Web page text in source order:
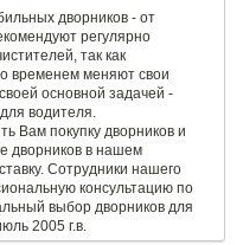
дворников - от
регулярно
так как
временем меняют свои
основной задачей -
водителя.
Вам покупку дворников и
дворников в нашем
Сотрудники нашего
консультацию по
выбор дворников для
2005 г.в.